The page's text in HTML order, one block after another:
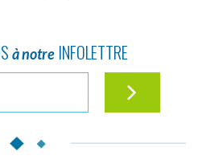
à notreINFOLETTRE